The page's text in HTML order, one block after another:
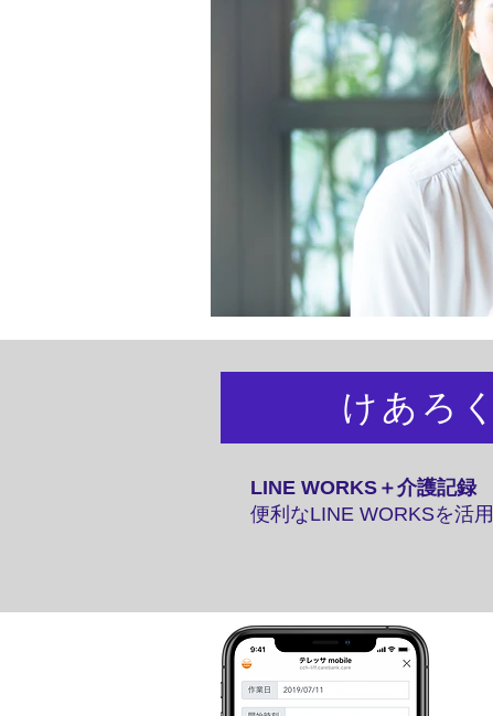
けあろ
LINE WORKS＋介護記
便利なLINE WORKSを活